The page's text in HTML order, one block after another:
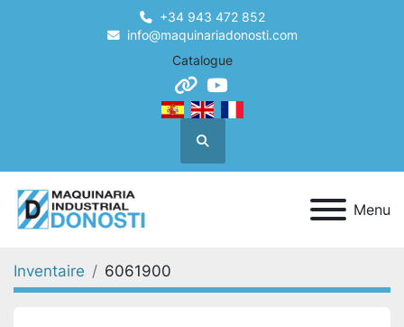
+34 943 472 852
info@maquinariadonosti.com
Catalogue
otheryoutube
Recherche
Menu
Inventaire 6061900